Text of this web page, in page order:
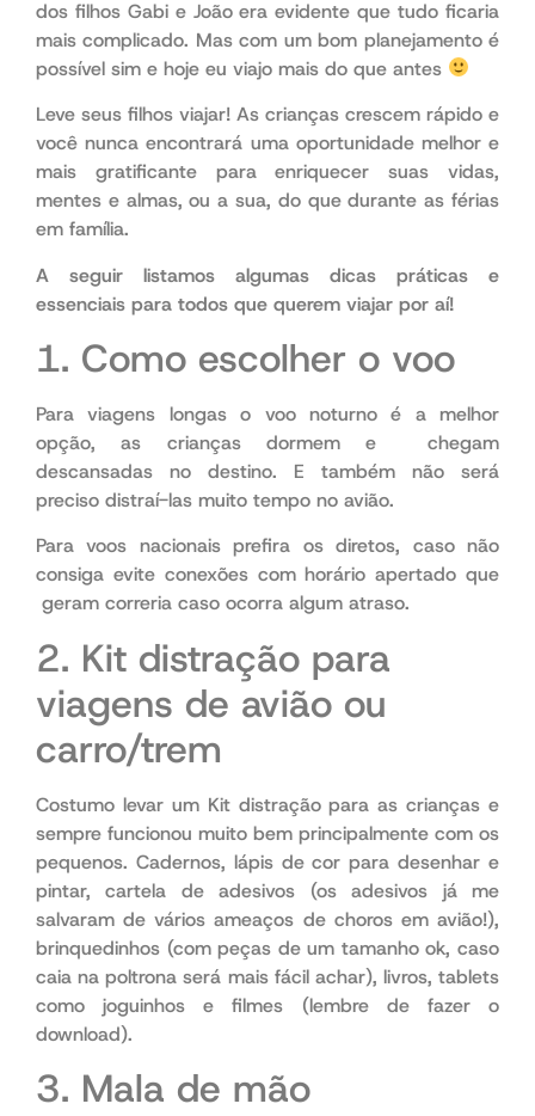
dos filhos Gabi e João era evidente que tudo ficaria
mais complicado. Mas com um bom planejamento é
possível sim e hoje eu viajo mais do que antes
Leve seus filhos viajar! As crianças crescem rápido e
você nunca encontrará uma oportunidade melhor e
mais gratificante para enriquecer suas vidas,
mentes e almas, ou a sua, do que durante as férias
em família.
A seguir listamos algumas dicas práticas e
essenciais para todos que querem viajar por aí!
1. Como escolher o voo
Para viagens longas o voo noturno é a melhor
opção, as crianças dormem e chegam
descansadas no destino. E também não será
preciso distraí-las muito tempo no avião.
Para voos nacionais prefira os diretos, caso não
consiga evite conexões com horário apertado que
geram correria caso ocorra algum atraso.
2. Kit distração para
viagens de avião ou
carro/trem
Costumo levar um Kit distração para as crianças e
sempre funcionou muito bem principalmente com os
pequenos. Cadernos, lápis de cor para desenhar e
pintar, cartela de adesivos (os adesivos já me
salvaram de vários ameaços de choros em avião!),
brinquedinhos (com peças de um tamanho ok, caso
caia na poltrona será mais fácil achar), livros, tablets
como joguinhos e filmes (lembre de fazer o
download).
3. Mala de mão